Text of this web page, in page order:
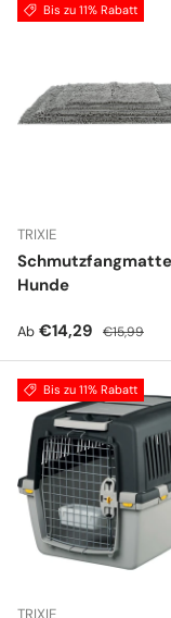
Bis zu 11% Rabatt
TRIXIE
Hunde
Verkaufspreis
Ab €14,29 Normaler
€15,99
Bis zu 11% Rabatt
TRIXIE